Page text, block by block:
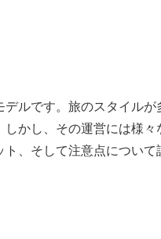
ルです。旅のスタイルが
かし、その運営には様々
、そして注意点について